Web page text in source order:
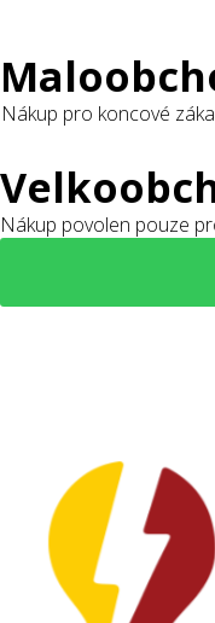
Nákup pro koncové
Nákup povolen pouze